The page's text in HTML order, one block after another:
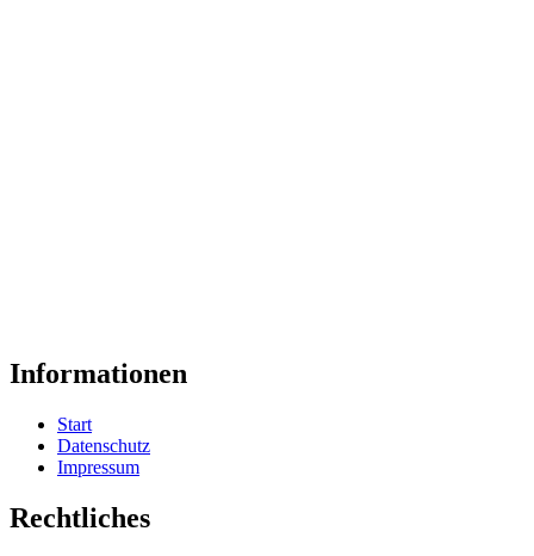
Informationen
Start
Datenschutz
Impressum
Rechtliches